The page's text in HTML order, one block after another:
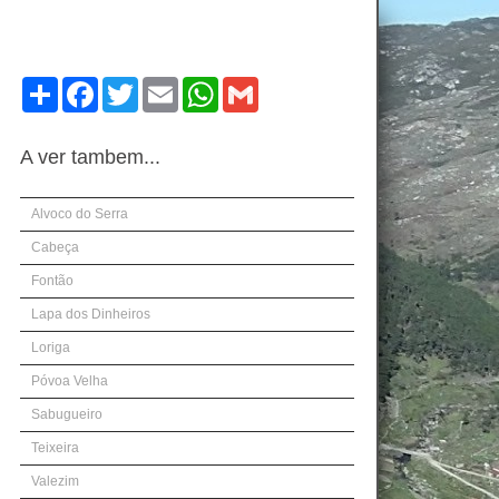
CompartilheFacebookTwitter Email WhatsApp
A ver tambem...
Alvoco do Serra
Cabeça
Fontão
Lapa dos Dinheiros
Loriga
Póvoa Velha
Sabugueiro
Teixeira
Valezim